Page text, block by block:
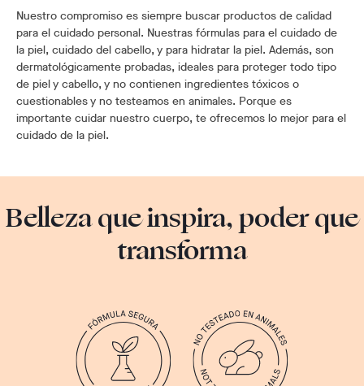
Nuestro compromiso es siempre buscar productos de calidad
para el cuidado personal. Nuestras fórmulas para el cuidado de
la piel, cuidado del cabello, y para hidratar la piel. Además, son
dermatológicamente probadas, ideales para proteger todo tipo
de piel y cabello, y no contienen ingredientes tóxicos o
cuestionables y no testeamos en animales. Porque es
importante cuidar nuestro cuerpo, te ofrecemos lo mejor para el
cuidado de la piel.
Belleza que inspira, poder que
transforma